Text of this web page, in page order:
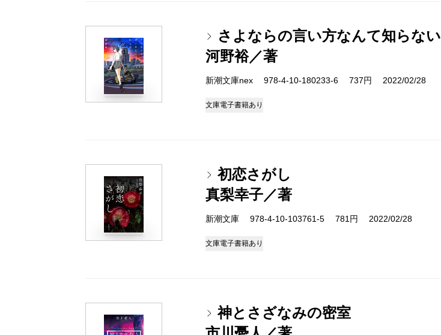
さよならの言い方なんて知らな
河野裕／著
新潮文庫nex 978-4-10-180233-6 737円 2022/02/28
文庫電子書籍あり
初恋さがし
真梨幸子／著
新潮文庫 978-4-10-103761-5 781円 2022/02/28
文庫電子書籍あり
神とさざなみの密室